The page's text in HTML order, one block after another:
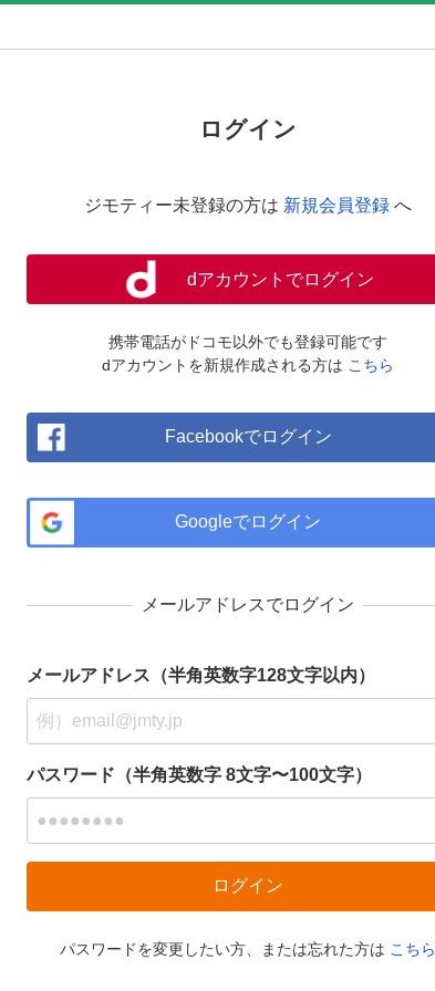
ログイン
ジモティー未登録の方は 新規会員登録 へ
dアカウントでログイン
携帯電話がドコモ以外でも登録可能です
dアカウントを新規作成される方は こちら
Facebookでログイン
Googleでログイン
メールアドレスでログイン
メールアドレス（半角英数字128文字以内）
パスワード（半角英数字 8文字〜100文字）
パスワードを変更したい方、または忘れた方は こちら